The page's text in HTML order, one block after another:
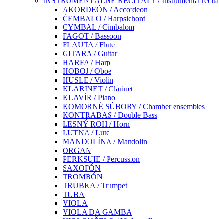
AKORDEÓN / Accordeon
ČEMBALO / Harpsichord
CYMBAL / Cimbalom
FAGOT / Bassoon
FLAUTA / Flute
GITARA / Guitar
HARFA / Harp
HOBOJ / Oboe
HUSLE / Violin
KLARINET / Clarinet
KLAVÍR / Piano
KOMORNÉ SÚBORY / Chamber ensembles
KONTRABAS / Double Bass
LESNÝ ROH / Horn
LUTNA / Lute
MANDOLÍNA / Mandolin
ORGAN
PERKSUIE / Percussion
SAXOFÓN
TROMBÓN
TRUBKA / Trumpet
TUBA
VIOLA
VIOLA DA GAMBA